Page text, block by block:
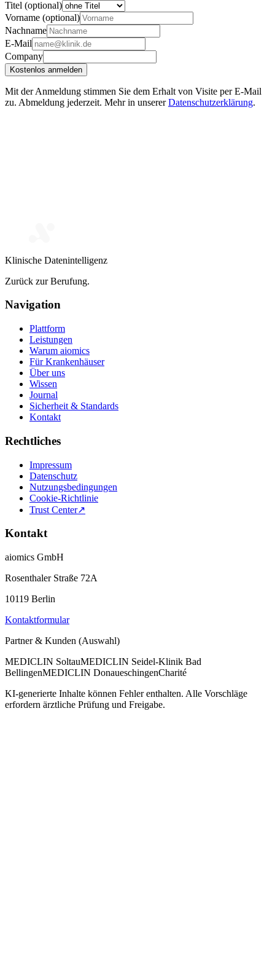
Titel (optional)
Vorname (optional)
Nachname
E-Mail
Company
Kostenlos anmelden
Mit der Anmeldung stimmen Sie dem Erhalt von Visite per E-Mail
zu. Abmeldung jederzeit. Mehr in unserer Datenschutzerklärung.
Klinische Datenintelligenz
Zurück zur Berufung.
Navigation
Plattform
Leistungen
Warum aiomics
Für Krankenhäuser
Über uns
Wissen
Journal
Sicherheit & Standards
Kontakt
Rechtliches
Impressum
Datenschutz
Nutzungsbedingungen
Cookie-Richtlinie
Trust Center↗
Kontakt
aiomics GmbH
Rosenthaler Straße 72A
10119 Berlin
Kontaktformular
Partner & Kunden (Auswahl)
MEDICLIN SoltauMEDICLIN Seidel-Klinik Bad
BellingenMEDICLIN DonaueschingenCharité
KI-generierte Inhalte können Fehler enthalten. Alle Vorschläge
erfordern ärztliche Prüfung und Freigabe.